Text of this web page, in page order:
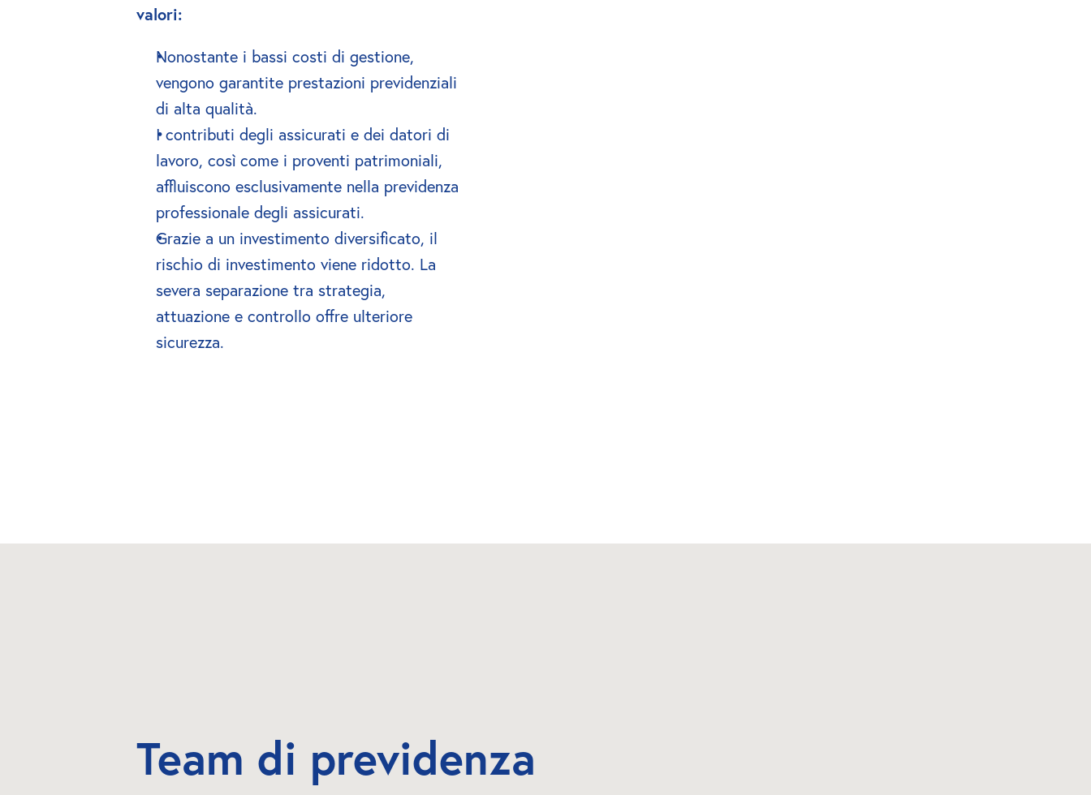
valori:
Nonostante i bassi costi di gestione,
vengono garantite prestazioni previdenziali
di alta qualità.
I contributi degli assicurati e dei datori di
lavoro, così come i proventi patrimoniali,
affluiscono esclusivamente nella previdenza
professionale degli assicurati.
Grazie a un investimento diversificato, il
rischio di investimento viene ridotto. La
severa separazione tra strategia,
attuazione e controllo offre ulteriore
sicurezza.
Team di previdenza